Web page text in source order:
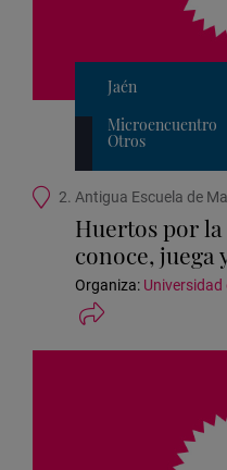
Jaén
Microencuentro
Otros
Ubicación
actividad
2. Antigua Escuela de
Huertos por
conoce, juega
Organiza: Universidad